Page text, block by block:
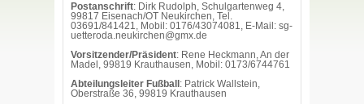
Postanschrift: Dirk Rudolph, Schulgartenweg 4,
99817 Eisenach/OT Neukirchen, Tel.
03691/841421, Mobil: 0176/43074081, E-Mail: sg-
uetteroda.neukirchen@gmx.de
Vorsitzender/Präsident: Rene Heckmann, An der
Madel, 99819 Krauthausen, Mobil: 0173/6744761
Abteilungsleiter Fußball : Patrick Wallstein,
Oberstraße 36, 99819 Krauthausen